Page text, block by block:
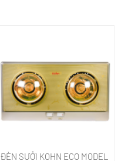
ĐÈN SƯỞI KOHN ECO MODEL